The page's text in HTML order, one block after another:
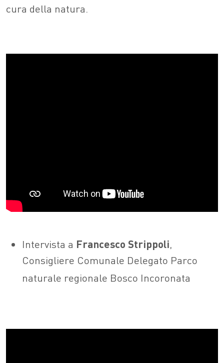
cura della natura.
Intervista a Francesco Strippoli,
Consigliere Comunale Delegato Parco
naturale regionale Bosco Incoronata